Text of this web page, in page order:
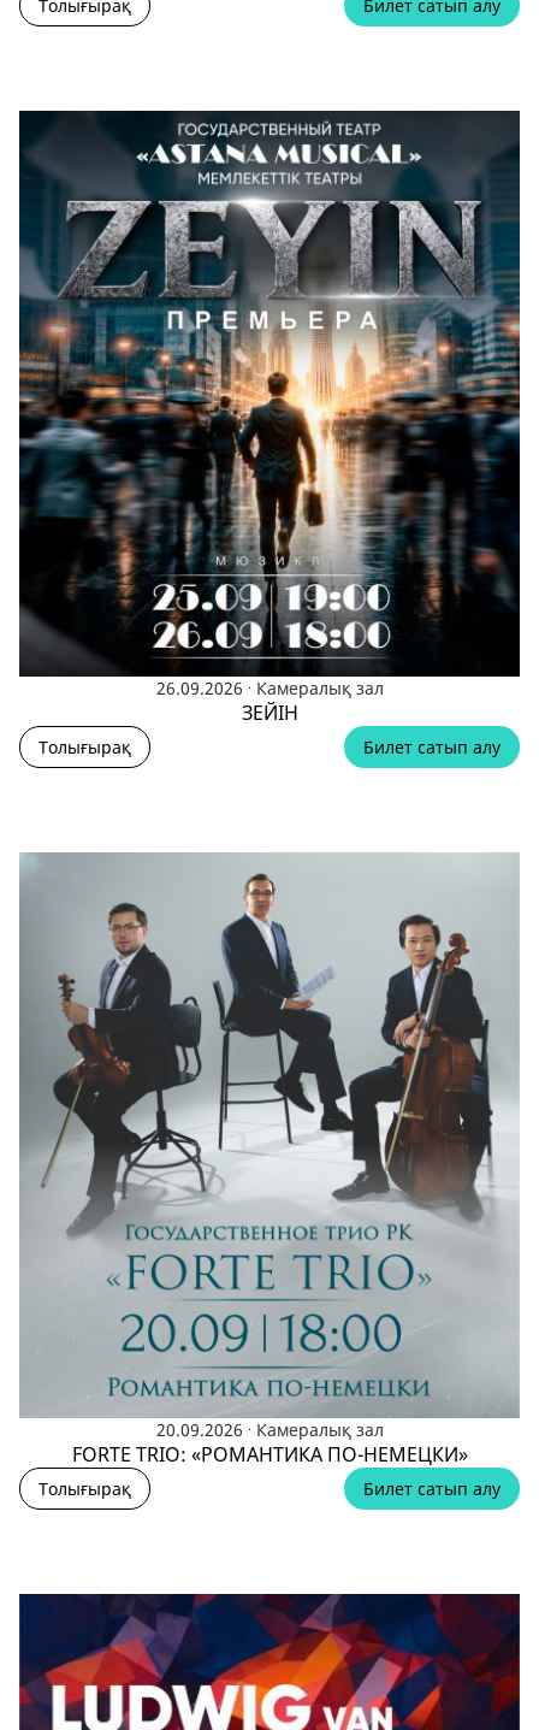
Толығырақ Билет сатып алу
26.09.2026 . Камералық зал
ЗЕЙІН
Толығырақ Билет сатып алу
20.09.2026 . Камералық зал
FORTE TRIO: «РОМАНТИКА ПО-НЕМЕЦКИ»
Толығырақ Билет сатып алу